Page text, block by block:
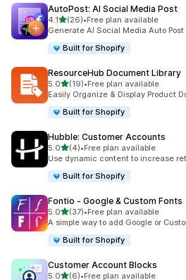
AutoPost: AI Social Media Post
4.1별 5개 중
(26)
총 리뷰 26개
•Free plan available
Generate AI Social Media Auto Post
Built for Shopify
ResourceHub Document Library
5.0별 5개 중
(19)
총 리뷰 19개
•Free plan available
Easily Organize & Display Product
Built for Shopify
Hubble: Customer Accounts
5.0별 5개 중
(4)
총 리뷰 4개
•Free plan available
Use dynamic content to increase
Built for Shopify
Fontio ‑ Google & Custom Fonts
5.0별 5개 중
(37)
총 리뷰 37개
•Free plan available
A simple way to add Google or
Built for Shopify
Customer Account Blocks
5.0별 5개 중
(6)•Free plan available